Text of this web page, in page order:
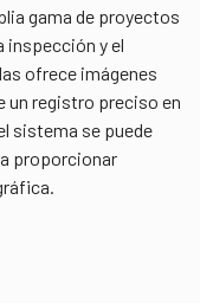
gama de proyectos
inspección y el
ofrece imágenes
un registro preciso en
sistema se puede
proporcionar